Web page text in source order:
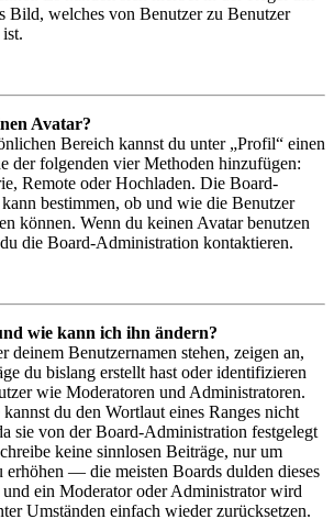
Bild, welches von Benutzer zu Benutzer
Avatar?
Bereich kannst du unter „Profil“ einen
der folgenden vier Methoden hinzufügen:
Remote oder Hochladen. Die Board-
bestimmen, ob und wie die Benutzer
können. Wenn du keinen Avatar benutzen
die Board-Administration kontaktieren.
wie kann ich ihn ändern?
deinem Benutzernamen stehen, zeigen an,
du bislang erstellt hast oder identifizieren
wie Moderatoren und Administratoren.
du den Wortlaut eines Ranges nicht
sie von der Board-Administration festgelegt
keine sinnlosen Beiträge, nur um
erhöhen — die meisten Boards dulden dieses
ein Moderator oder Administrator wird
Umständen einfach wieder zurücksetzen.